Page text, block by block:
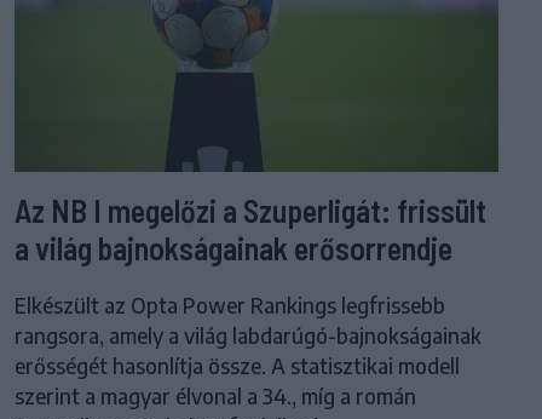
Az NB I megelőzi a Szuperligát: frissült
a világ bajnokságainak erősorrendje
Elkészült az Opta Power Rankings legfrissebb
rangsora, amely a világ labdarúgó-bajnokságainak
erősségét hasonlítja össze. A statisztikai modell
szerint a magyar élvonal a 34., míg a román